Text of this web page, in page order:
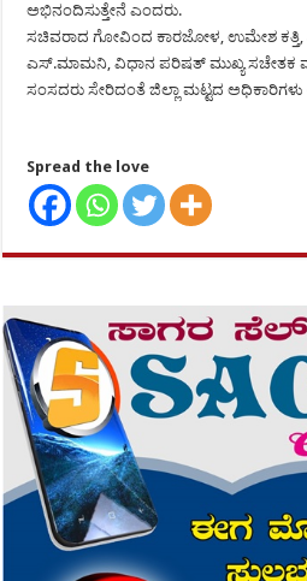
ಅಭಿನಂದಿಸುತ್ತೇನೆ ಎಂದರು.
ಸಚಿವರಾದ ಗೋವಿಂದ ಕಾರಜೋಳ, ಉಮೇಶ
ಎಸ್.ಮಾಮನಿ, ವಿಧಾನ ಪರಿಷತ್ ಮುಖ್ಯ ಸಚೇತಕ
ಸಂಸದರು ಸೇರಿದಂತೆ ಜಿಲ್ಲಾ ಮಟ್ಟದ ಅಧಿಕಾರಿಗಳು
Spread the love